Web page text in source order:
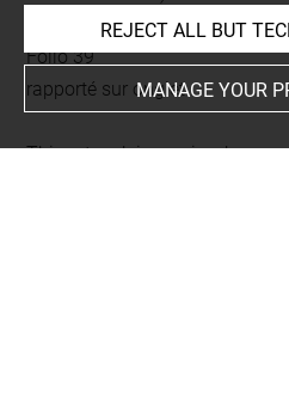
Folio 39
rapporté sur onglet
This artwork is on view by
REJECT ALL BUT
MANAGE YOUR